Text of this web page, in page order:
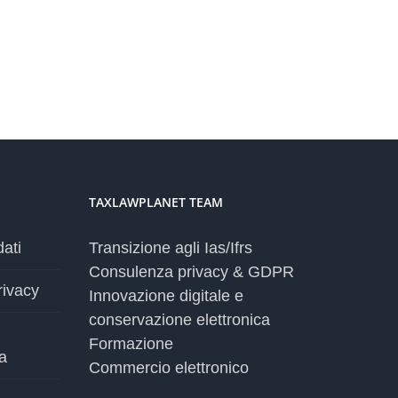
TAXLAWPLANET TEAM
Transizione agli Ias/Ifrs
Consulenza privacy & GDPR
Innovazione digitale e
conservazione elettronica
Formazione
Commercio elettronico